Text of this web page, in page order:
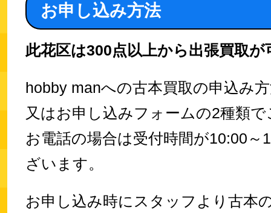
お申し込み方法
此花区は300点以上から出張買取が
hobby manへの古本買取の申込み
又はお申し込みフォームの2種類
お電話の場合は受付時間が10:00～
ざいます。
お申し込み時にスタッフより古本